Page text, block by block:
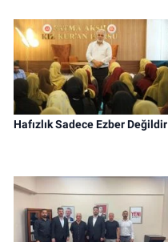
Hafızlık Sadece Ezber Değildir